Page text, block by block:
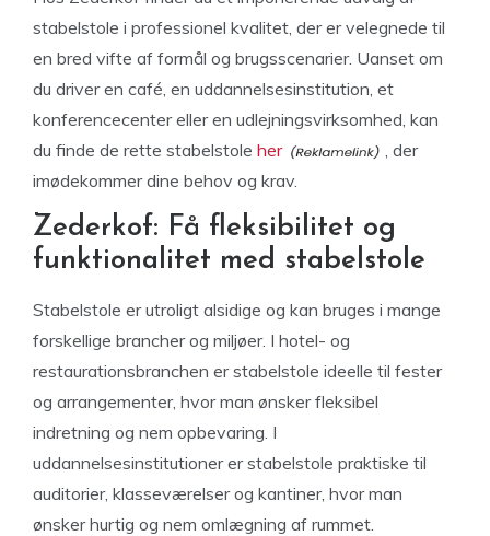
stabelstole i professionel kvalitet, der er velegnede til
en bred vifte af formål og brugsscenarier. Uanset om
du driver en café, en uddannelsesinstitution, et
konferencecenter eller en udlejningsvirksomhed, kan
du finde de rette stabelstole her
, der
imødekommer dine behov og krav.
Zederkof: Få fleksibilitet og
funktionalitet med stabelstole
Stabelstole er utroligt alsidige og kan bruges i mange
forskellige brancher og miljøer. I hotel- og
restaurationsbranchen er stabelstole ideelle til fester
og arrangementer, hvor man ønsker fleksibel
indretning og nem opbevaring. I
uddannelsesinstitutioner er stabelstole praktiske til
auditorier, klasseværelser og kantiner, hvor man
ønsker hurtig og nem omlægning af rummet.